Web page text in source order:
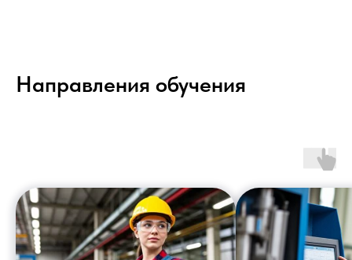
Направления обучения